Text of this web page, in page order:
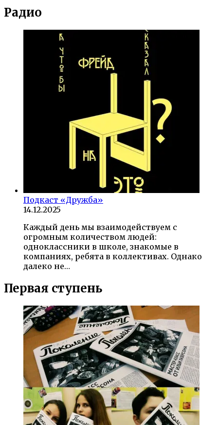
Радио
Подкаст «Дружба»
14.12.2025
Каждый день мы взаимодействуем с
огромным количеством людей:
одноклассники в школе, знакомые в
компаниях, ребята в коллективах. Однако
далеко не…
Первая ступень